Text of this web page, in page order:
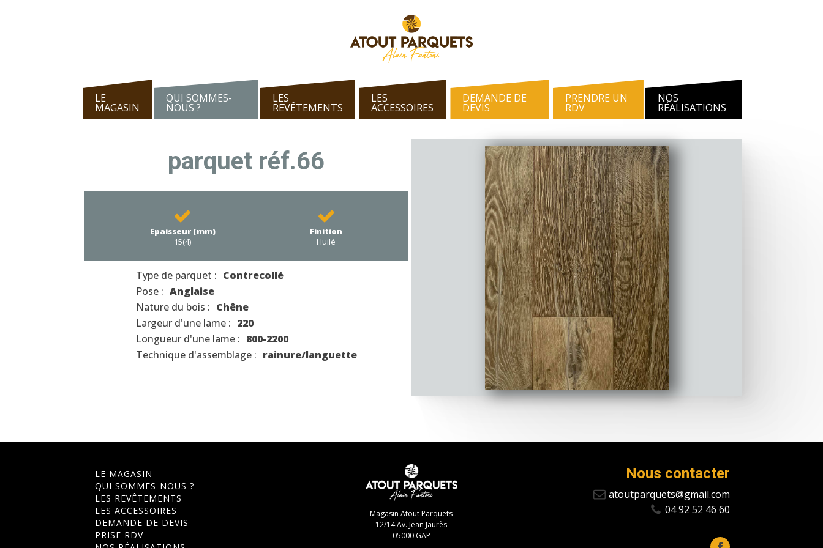
LE
MAGASIN
QUI SOMMES-
NOUS ?
LES
REVÊTEMENTS
LES
ACCESSOIRES
DEMANDE DE
DEVIS
PRENDRE UN
RDV
NOS
RÉALISATIONS
parquet réf.66
Epaisseur (mm)
15(4)
Finition
Huilé
Type de parquet : Contrecollé
Pose : Anglaise
Nature du bois : Chêne
Largeur d'une lame : 220
Longueur d'une lame : 800-2200
Technique d'assemblage : rainure/languette
LE MAGASIN
QUI SOMMES-NOUS ?
LES REVÊTEMENTS
LES ACCESSOIRES
DEMANDE DE DEVIS
PRISE RDV
Magasin Atout Parquets
12/14 Av. Jean Jaurès
05000 GAP
Nous contacter
atoutparquets@gmail.com
04 92 52 46 60